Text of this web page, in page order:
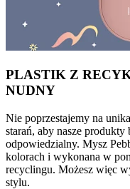
PLASTIK Z
NUDNY
Nie poprzestajemy na
starań, aby nasze
odpowiedzialny. Mysz
kolorach i wykonana w
recyclingu. Możesz więc
stylu.